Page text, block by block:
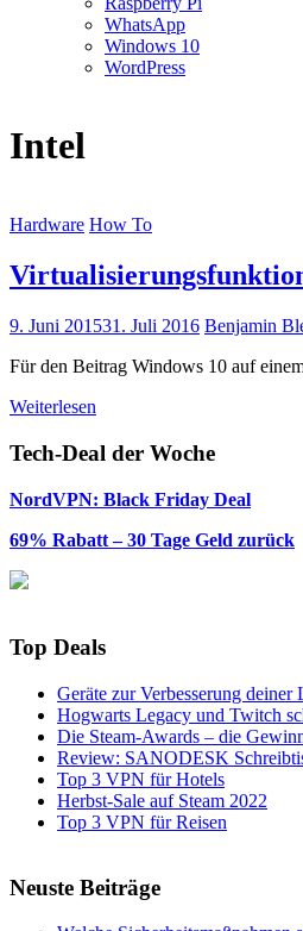
WhatsApp
Windows 10
WordPress
Intel
Hardware How To
9. Juni 201531. Juli 2016 Benjamin
Für den Beitrag Windows 10 auf
Weiterlesen
Tech-Deal der Woche
NordVPN: Black Friday Deal
69% Rabatt – 30 Tage Geld zurück
Top Deals
Geräte zur Verbesserung deiner
Hogwarts Legacy und Twitch
Die Steam-Awards – die
Review: SANODESK
Top 3 VPN für Hotels
Herbst-Sale auf Steam 2022
Top 3 VPN für Reisen
Neuste Beiträge